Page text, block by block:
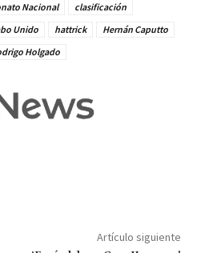
Nacional
clasificación
Unido hattrick
Hernán Caputto
Holgado
Artículo siguiente